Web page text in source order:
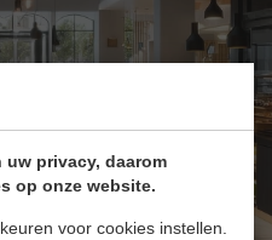
uw privacy, daarom
op onze website.
voor cookies instellen.